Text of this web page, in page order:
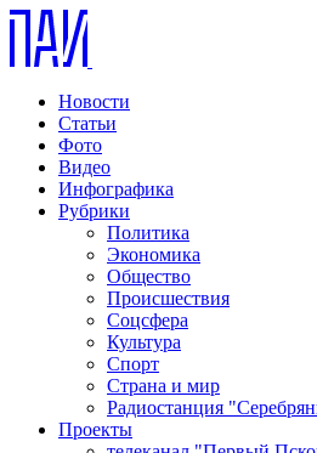
Новости
Статьи
Фото
Видео
Инфографика
Рубрики
Политика
Экономика
Общество
Происшествия
Соцсфера
Культура
Спорт
Страна и мир
Радиостанция
Проекты